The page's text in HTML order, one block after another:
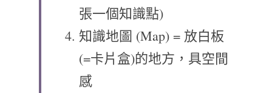
張一個知識點)
知識地圖 (Map) = 放白板
(=卡片盒)的地方，具空間
感